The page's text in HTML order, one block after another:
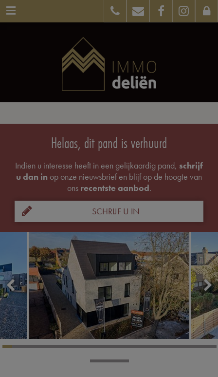
Helaas, dit pand is verhuurd
Indien u interesse heeft in een gelijkaardig pand, schrijf
u dan in op onze nieuwsbrief en blijf op de hoogte van
ons recentste aanbod.
SCHRIJF U IN